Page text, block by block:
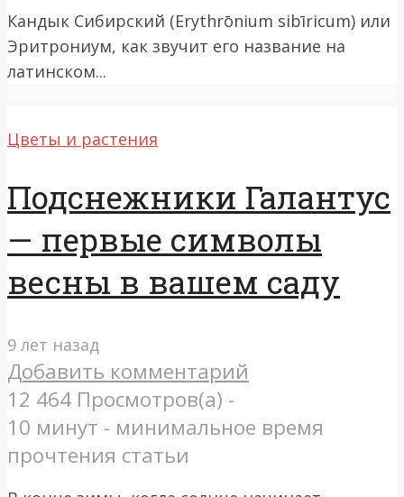
Кандык Сибирский (Erythrōnium sibīricum) или
Эритрониум, как звучит его название на
латинском...
Цветы и растения
Подснежники Галантус
— первые символы
весны в вашем саду
9 лет назад
Добавить комментарий
12 464 Просмотров(а) -
10 минут - минимальное время
прочтения статьи